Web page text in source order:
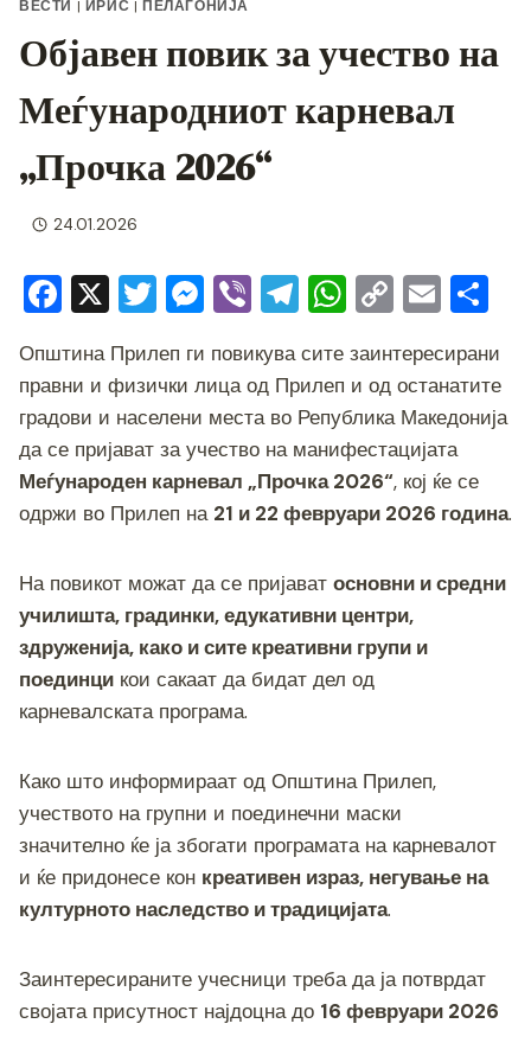
ВЕСТИ | ИРИС | ПЕЛАГОНИЈА
Објавен повик за учество на
Меѓународниот карневал
„Прочка 2026“
24.01.2026
F
c
e
b
o
o
X T
tt
er
M
ss
e
n
g
er
Vi
er
T
e
gr
a
m
W
at
s
A
p
p
C
p
y
Li
n
k
E
ai
l
ar
e
Општина Прилеп ги повикува сите заинтересирани
правни и физички лица од Прилеп и од останатите
градови и населени места во Република Македонија
да се пријават за учество на манифестацијата
Меѓународен карневал „Прочка 2026“, кој ќе се
одржи во Прилеп на 21 и 22 февруари 2026 година.
На повикот можат да се пријават основни и средни
училишта, градинки, едукативни центри,
здруженија, како и сите креативни групи и
поединци кои сакаат да бидат дел од
карневалската програма.
Како што информираат од Општина Прилеп,
учеството на групни и поединечни маски
значително ќе ја збогати програмата на карневалот
и ќе придонесе кон креативен израз, негување на
културното наследство и традицијата.
Заинтересираните учесници треба да ја потврдат
својата присутност најдоцна до 16 февруари 2026